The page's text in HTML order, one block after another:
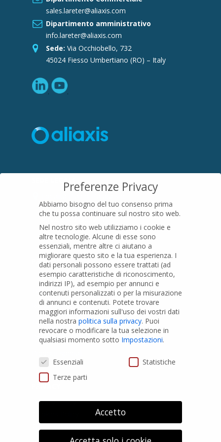
sales.lareter@aliaxis.com
Dipartimento amministrativo
info.lareter@aliaxis.com
Sede: Via Occhiobello, 732
45024 Fiesso Umbertiano (RO) – Italy
16015 Casella (GE) – Italy
01079200299
PRODOTTI
Tubi PVC
Raccordi PVC
Tubi e Raccordi in PVC-A
Pozzi Artesiani
Privacy Policy
GDPR Personal data
Preferenze Privacy
Abbiamo bisogno del tuo consenso prima
che tu possa continuare sul nostro sito web.
Nel nostro sito web utilizziamo i cookie e
altre tecnologie. Alcune di esse sono
essenziali, mentre altre ci aiutano a
migliorare questo sito e la tua esperienza. I
dati personali possono essere trattati (ad
esempio caratteristiche di riconoscimento,
indirizzi IP), ad esempio per annunci e
contenuti personalizzati o per la misurazione
di annunci e contenuti. Potete trovare
maggiori informazioni sull'uso dei vostri dati
nella nostra politica sulla privacy. Puoi
revocare o modificare la tua selezione in
qualsiasi momento sotto Impostazioni.
Preferenze Privacy
Essenziali
Statistiche
Terze parti
Accetto